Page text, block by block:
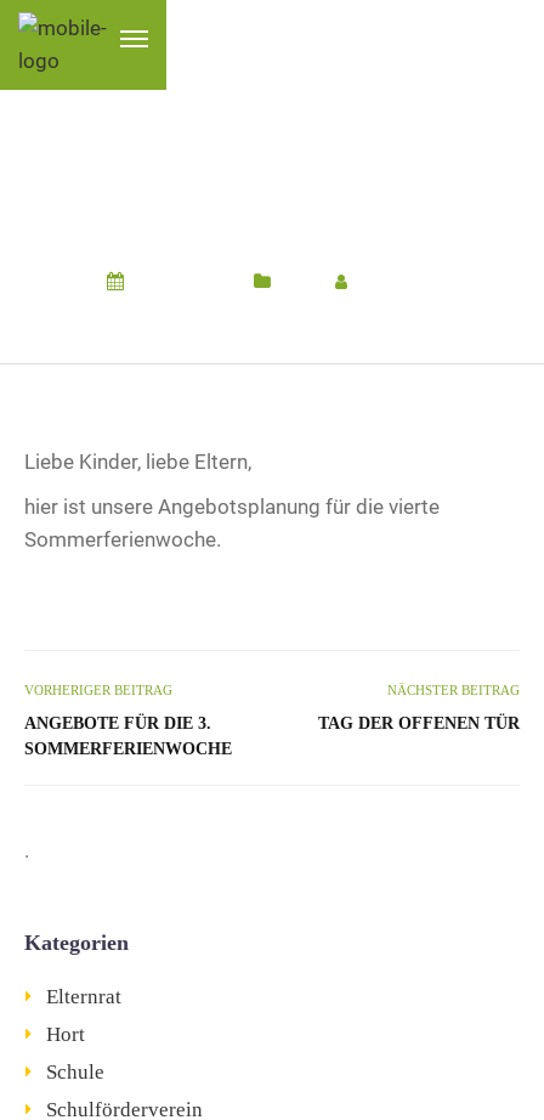
Liebe Kinder, liebe Eltern,
hier ist unsere Angebotsplanung für die vierte
Sommerferienwoche.
VORHERIGER BEITRAG
ANGEBOTE FÜR DIE 3.
SOMMERFERIENWOCHE
NÄCHSTER BEITRAG
TAG DER OFFENEN TÜR
.
Kategorien
Elternrat
Hort
Schule
Schulförderverein